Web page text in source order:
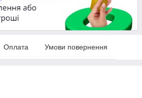
Оплата Умови повернення